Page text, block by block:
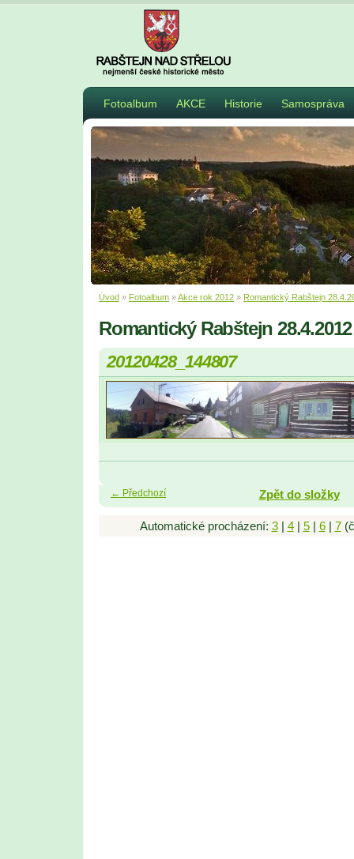
Fotoalbum AKCE Historie Samospráva
Úvod » Fotoalbum »Akce rok 2012 » Romantický Rabštejn
Romantický Rabštejn 28.4.2012
20120428_144807
← Předchozí Zpět do složky
Automatické procházení: 3| 4| 5| 6| 7